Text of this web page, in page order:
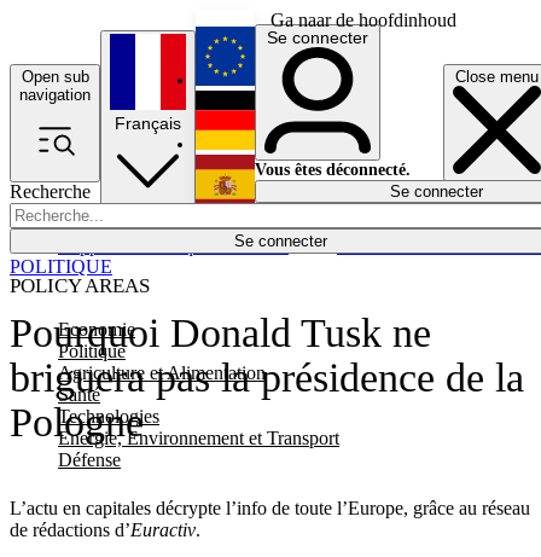
Ga naar de hoofdinhoud
Open sub
navigation
Close menu
Recherche
Se connecter
POLICY AREAS
Economie
Politique
Agriculture et Alimentation
Santé
Technologies
Energie, Environnement et Transport
Défense
Économie
Français
English
Deutsch
Español
Se connecter
Vous êtes déconnecté.
Se connecter
Pourquoi Donald Tusk ne
briguera pas la présidence de la
Pologne
L’actu en capitales décrypte l’info de toute l’Europe, grâce au réseau
de rédactions d’Euractiv.
POLITIQUE